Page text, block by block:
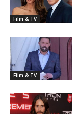
Film & TV
Film & TV